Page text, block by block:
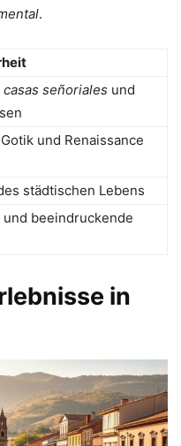
.
casas señoriales und
und Renaissance
städtischen Lebens
und beeindruckende
in